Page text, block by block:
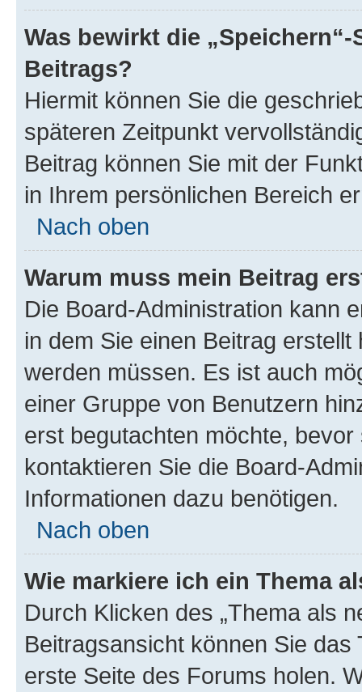
Was bewirkt die
Beitrags?
Hiermit können Sie die
späteren Zeitpunkt
Beitrag können Sie mit der
in Ihrem persönlichen Bereich
Nach oben
Warum muss mein Beitrag
Die Board-Administration kann
in dem Sie einen Beitrag
werden müssen. Es ist auch
einer Gruppe von Benutzern
erst begutachten möchte,
kontaktieren Sie die Board-
Informationen dazu benötigen.
Nach oben
Wie markiere ich ein Thema
Durch Klicken des „Thema als
Beitragsansicht können Sie
erste Seite des Forums holen.